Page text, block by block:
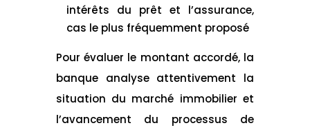
intérêts du prêt et l’assurance,
cas le plus fréquemment proposé
Pour évaluer le montant accordé, la
banque analyse attentivement la
situation du marché immobilier et
l’avancement du processus de